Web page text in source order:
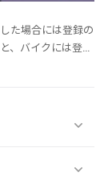
た場合には登録の
、バイクには登録
、使用の本拠を管